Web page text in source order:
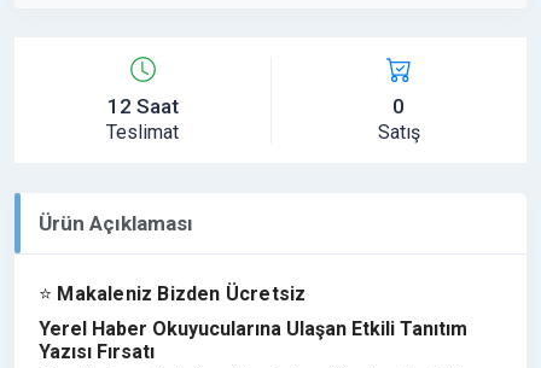
12 Saat
Teslimat
0
Satış
Ürün Açıklaması
⭐ Makaleniz Bizden Ücretsiz
Yerel Haber Okuyucularına Ulaşan Etkili Tanıtım
Yazısı Fırsatı